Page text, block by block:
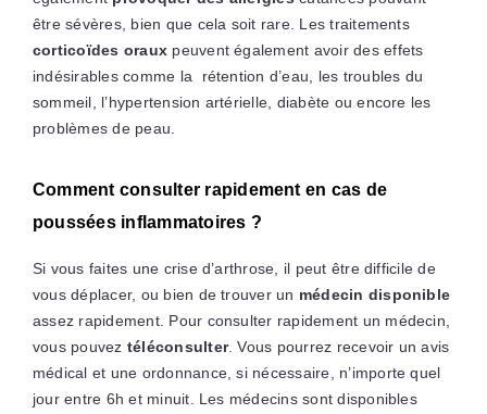
être sévères, bien que cela soit rare. Les traitements
corticoïdes oraux peuvent également avoir des effets
indésirables comme la rétention d’eau, les troubles du
sommeil, l’hypertension artérielle, diabète ou encore les
problèmes de peau.
Comment consulter rapidement en cas de
poussées inflammatoires ?
Si vous faites une crise d’arthrose, il peut être difficile de
vous déplacer, ou bien de trouver un médecin disponible
assez rapidement. Pour consulter rapidement un médecin,
vous pouvez téléconsulter. Vous pourrez recevoir un avis
médical et une ordonnance, si nécessaire, n’importe quel
jour entre 6h et minuit. Les médecins sont disponibles